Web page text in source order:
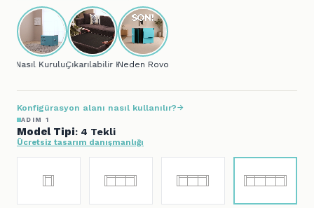
Nasıl Kurulur?Çıkarılabilir KılıfNeden Rovon?
Konfigürasyon alanı nasıl kullanılır?
ADIM 1
Model Tipi: 4 Tekli
Ücretsiz tasarım danışmanlığı